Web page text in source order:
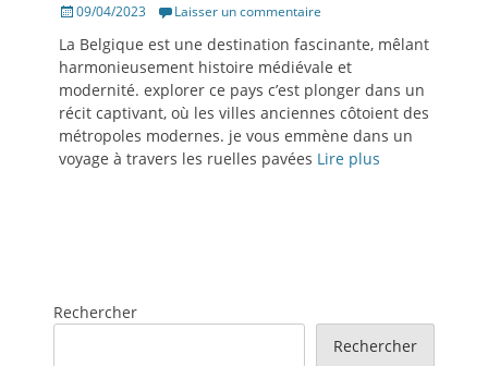
Posté09/04/2023 Laisser un commentaire
La Belgique est une destination fascinante, mêlant
harmonieusement histoire médiévale et
modernité. explorer ce pays c’est plonger dans un
récit captivant, où les villes anciennes côtoient des
métropoles modernes. je vous emmène dans un
voyage à travers les ruelles pavées Lire plus
Rechercher
Rechercher